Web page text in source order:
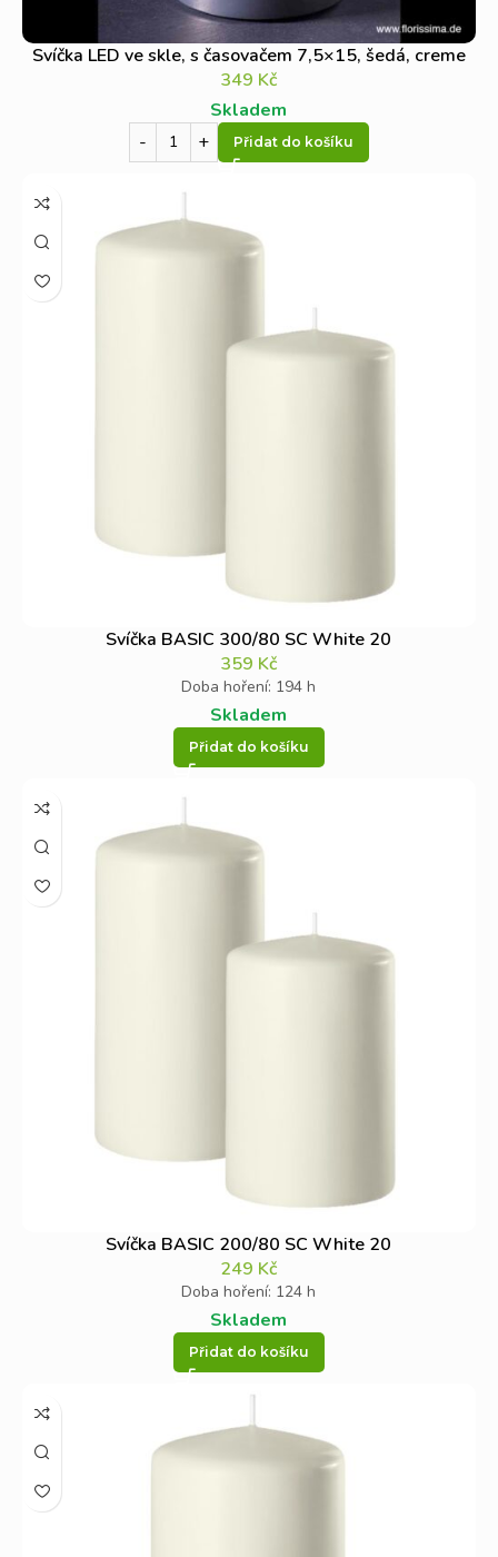
Svíčka LED ve skle, s časovačem 7,5×15, šedá, creme
349 Kč
Skladem
Přidat do košíku
Svíčka BASIC 300/80 SC White 20
359 Kč
Doba hoření: 194 h
Skladem
Přidat do košíku
Svíčka BASIC 200/80 SC White 20
249 Kč
Doba hoření: 124 h
Skladem
Přidat do košíku